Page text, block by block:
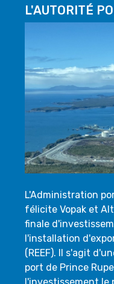
L'AUTORITÉ
L'Administration
félicite Vopak et
finale
l'installation
(REEF). Il s'agit
port de Prince